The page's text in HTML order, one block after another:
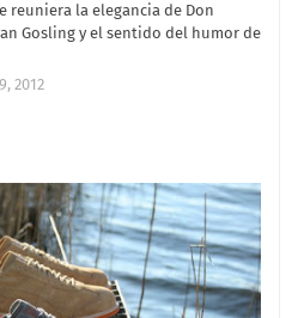
reuniera la elegancia de Don
Gosling y el sentido del humor de
2012